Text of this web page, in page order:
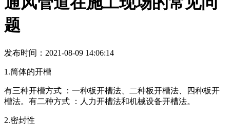
题
发布时间：2021-08-09 14:06:14
1.筒体的开槽
有三种开槽方式 ：一种板开槽法、二种板开槽法、四种板开
槽法。有二种方式 ：人力开槽法和机械设备开槽法。
2.密封性